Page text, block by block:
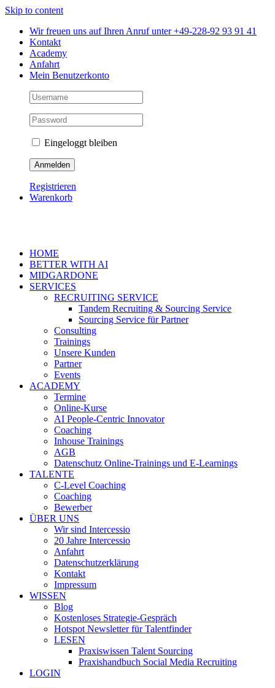
Skip to content
Wir freuen uns auf Ihren Anruf unter +49-228-92 93 91 41
Kontakt
Academy
Anfahrt
Mein Benutzerkonto
Eingeloggt bleiben
Registrieren
Warenkorb
HOME
BETTER WITH AI
MIDGARDONE
SERVICES
RECRUITING SERVICE
Tandem Recruiting & Sourcing Service
Sourcing Service für Partner
Consulting
Trainings
Unsere Kunden
Partner
Events
ACADEMY
Termine
Online-Kurse
AI People-Centric Innovator
Coaching
Inhouse Trainings
AGB
Datenschutz Online-Trainings und E-Learnings
TALENTE
C-Level Coaching
Coaching
Bewerber
ÜBER UNS
Wir sind Intercessio
20 Jahre Intercessio
Anfahrt
Datenschutzerklärung
Kontakt
Impressum
WISSEN
Blog
Kostenloses Strategie-Gespräch
Hotspot Newsletter für Talentfinder
LESEN
Praxiswissen Talent Sourcing
Praxishandbuch Social Media Recruiting
LOGIN